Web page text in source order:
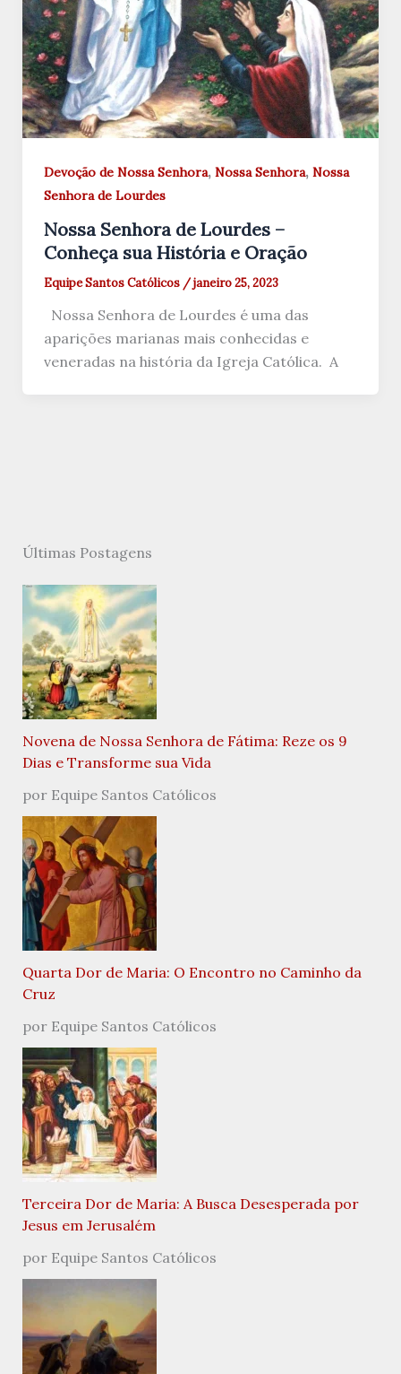
Devoção de Nossa Senhora, Nossa Senhora, Nossa
Senhora de Lourdes
Nossa Senhora de Lourdes –
Conheça sua História e Oração
Equipe Santos Católicos /janeiro 25, 2023
Nossa Senhora de Lourdes é uma das
aparições marianas mais conhecidas e
veneradas na história da Igreja Católica. A
Últimas Postagens
Novena de Nossa Senhora de Fátima: Reze os 9
Dias e Transforme sua Vida
por Equipe Santos Católicos
Quarta Dor de Maria: O Encontro no Caminho da
Cruz
por Equipe Santos Católicos
Terceira Dor de Maria: A Busca Desesperada por
Jesus em Jerusalém
por Equipe Santos Católicos